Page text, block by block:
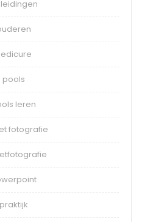
pools
leren
fotografie
praktijk